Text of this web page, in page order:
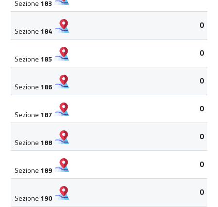
Sezione 183
Sezione 184
0
Sezione 185
0
Sezione 186
0
Sezione 187
0
Sezione 188
0
Sezione 189
0
Sezione 190
0